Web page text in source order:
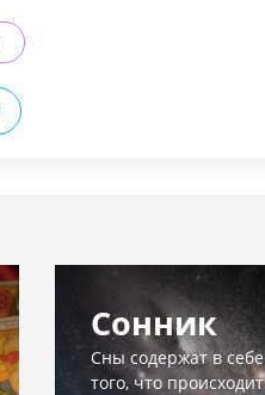
Сонник
Сны содержат в себе
того, что